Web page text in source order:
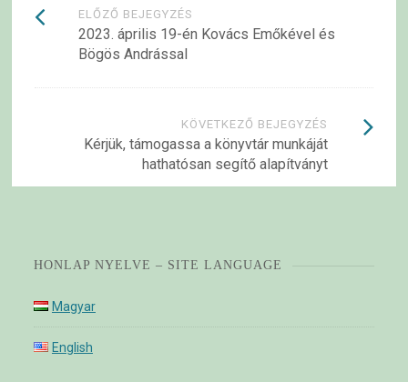
Bejegyzések
navigációja
ELŐZŐ BEJEGYZÉS
2023. április 19-én Kovács Emőkével és
Bögös Andrással
KÖVETKEZŐ BEJEGYZÉS
Kérjük, támogassa a könyvtár munkáját
hathatósan segítő alapítványt
HONLAP NYELVE – SITE LANGUAGE
Magyar
English